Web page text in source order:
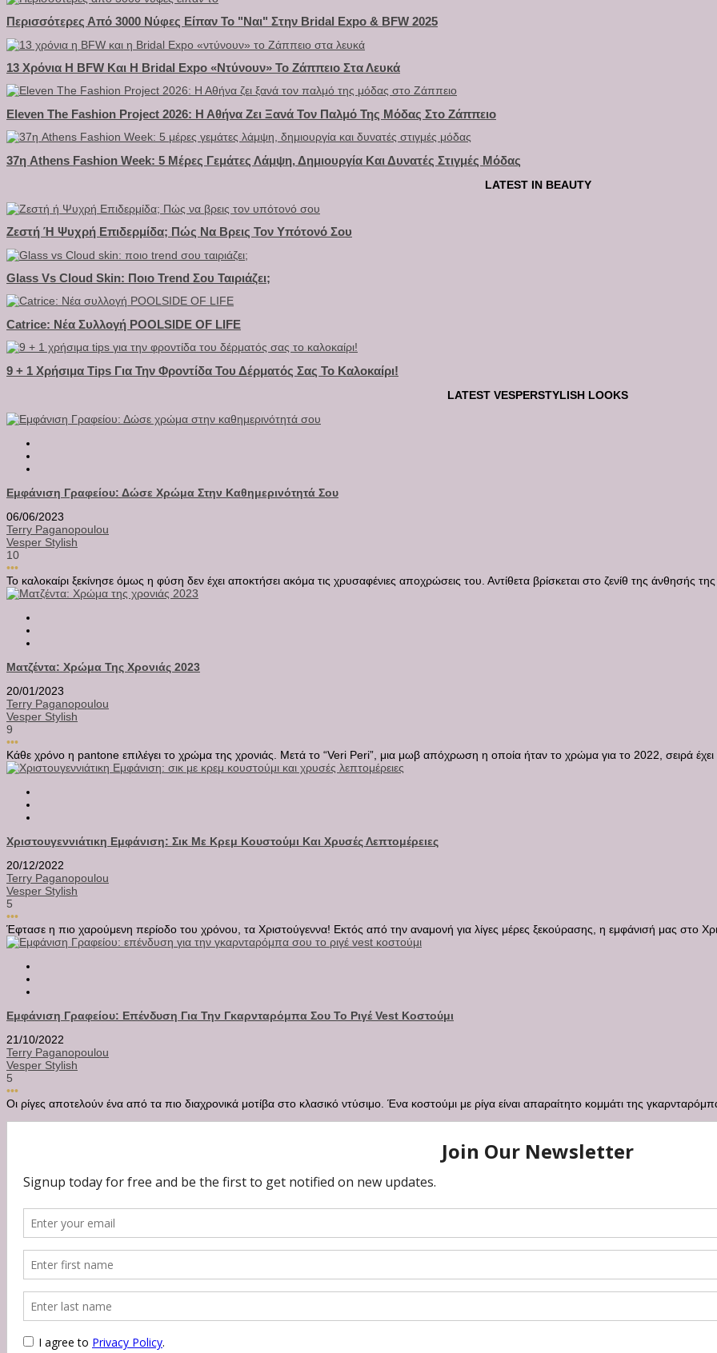
Περισσότερες Από 3000 Νύφες Είπαν Το "Ναι" Στην Bridal Expo & BFW 2025
13 Χρόνια Η BFW Και Η Bridal Expo «ντύνουν» Το Ζάππειο Στα Λευκά
Eleven The Fashion Project 2026: Η Αθήνα Ζει Ξανά Τον Παλμό Της Μόδας Στο Ζάππειο
37η Athens Fashion Week: 5 Μέρες Γεμάτες Λάμψη, Δημιουργία Και Δυνατές Στιγμές Μόδας
LATEST IN BEAUTY
Ζεστή Ή Ψυχρή Επιδερμίδα; Πώς Να Βρεις Τον Υπότονό Σου
Glass Vs Cloud Skin: Ποιο Trend Σου Ταιριάζει;
Catrice: Νέα Συλλογή POOLSIDE OF LIFE
9 + 1 Χρήσιμα Tips Για Την Φροντίδα Του Δέρματός Σας Το Καλοκαίρι!
LATEST VESPERSTYLISH LOOKS
Εμφάνιση Γραφείου: Δώσε Χρώμα Στην Καθημερινότητά Σου
06/06/2023
Terry Paganopoulou
Vesper Stylish
10
•••
Το καλοκαίρι ξεκίνησε όμως η φύση δεν έχει αποκτήσει ακόμα τις χρυσαφένιες αποχρώσεις του. Αντίθετα βρίσκεται στο ζενίθ της άνθησής της
Ματζέντα: Χρώμα Της Χρονιάς 2023
20/01/2023
Terry Paganopoulou
Vesper Stylish
9
•••
Κάθε χρόνο η pantone επιλέγει το χρώμα της χρονιάς. Μετά το “Veri Peri”, μια μωβ απόχρωση η οποία ήταν το χρώμα για το 2022, σειρά έχει
Χριστουγεννιάτικη Εμφάνιση: Σικ Με Κρεμ Κουστούμι Και Χρυσές Λεπτομέρειες
20/12/2022
Terry Paganopoulou
Vesper Stylish
5
•••
Έφτασε η πιο χαρούμενη περίοδο του χρόνου, τα Χριστούγεννα! Εκτός από την αναμονή για λίγες μέρες ξεκούρασης, η εμφάνισή μας στο
Εμφάνιση Γραφείου: Επένδυση Για Την Γκαρνταρόμπα Σου Το Ριγέ Vest Κοστούμι
21/10/2022
Terry Paganopoulou
Vesper Stylish
5
•••
Οι ρίγες αποτελούν ένα από τα πιο διαχρονικά μοτίβα στο κλασικό ντύσιμο. Ένα κοστούμι με ρίγα είναι απαραίτητο κομμάτι της